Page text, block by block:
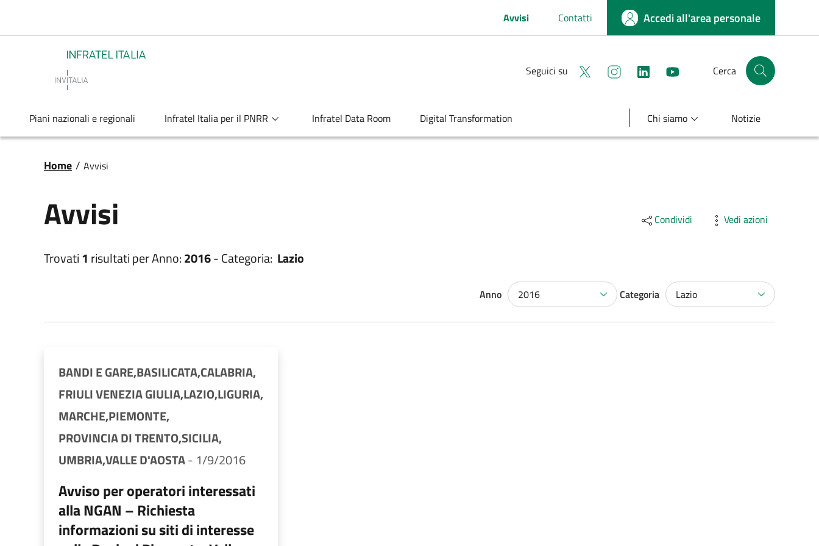
Avvisi Contatti Accedi all'area personale
Infratel Seguici su Seguici su XSeguici su instagram
linkedin youtubeCerca Cerca nel sito
Piani nazionali e regionali Infratel Italia per il PNRR Infratel Data Room Digital Transformation Chi siamo Notizie
Briciole di pane
Home / Avvisi
Avvisi Condividi Vedi azioni
Trovati1 risultati perAnno:2016-Categoria: Lazio
Anno 2016 Categoria Lazio
BANDI E GARE,BASILICATA,CALABRIA,
FRIULI VENEZIA GIULIA,LAZIO,LIGURIA,
MARCHE,PIEMONTE,
PROVINCIA DI TRENTO,SICILIA,
UMBRIA,VALLE D'AOSTA- 1/9/2016
Avviso per operatori interessati
alla NGAN – Richiesta
informazioni su siti di interesse